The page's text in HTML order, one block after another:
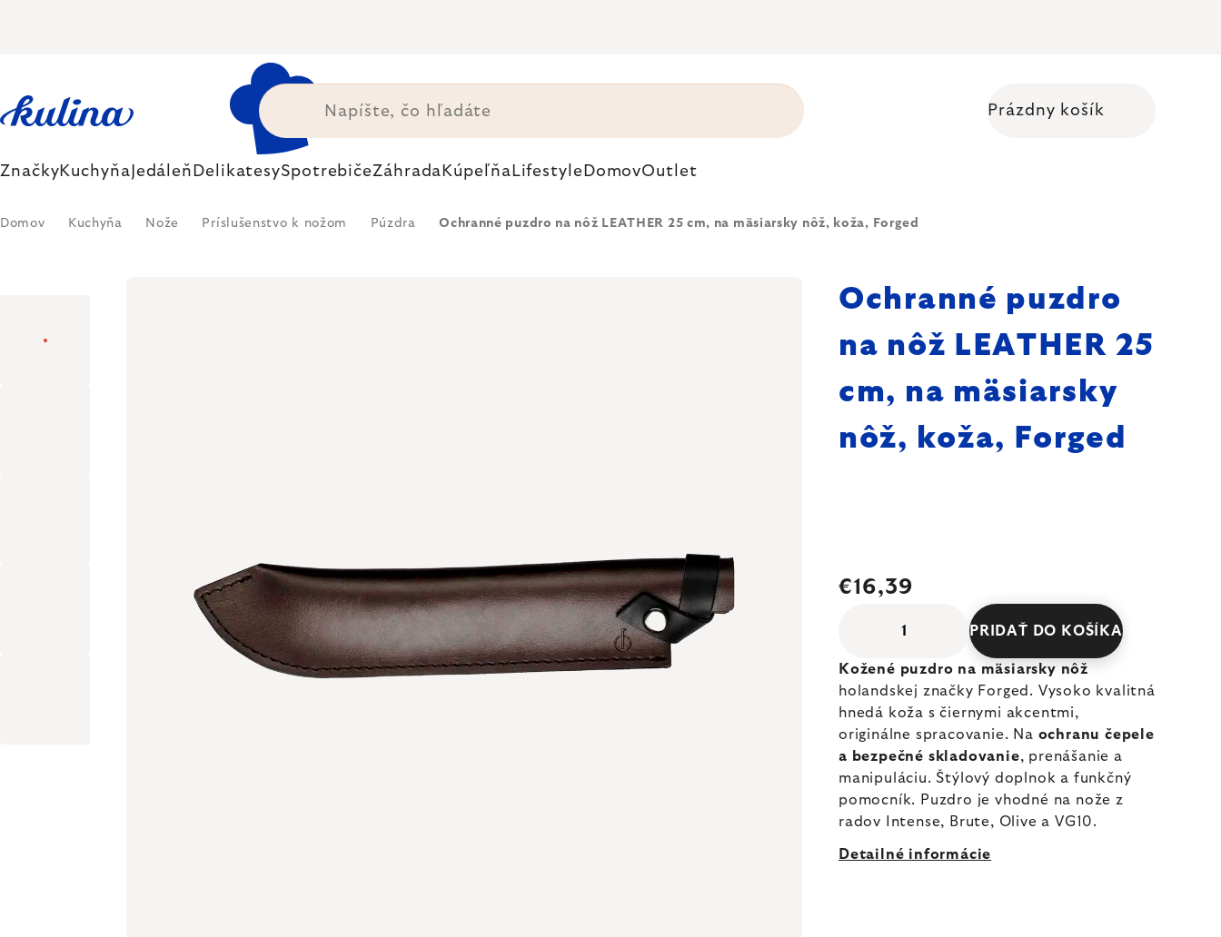
Prázdny košík
ZnačkyKuchyňa Jedáleň DelikatesySpotrebičeZáhrada Kúpeľňa Lifestyle DomovOutlet
Domov Kuchyňa Nože Príslušenstvo k nožom Púzdra Ochranné puzdro na nôž LEATHER 25 cm, na mäsiarsky nôž, koža, Forged
Ochranné puzdro
na nôž LEATHER 25
cm, na mäsiarsky
nôž, koža, Forged
€16,39
PRIDAŤ DO KOŠÍKA
Kožené puzdro na mäsiarsky nôž
holandskej značky Forged. Vysoko kvalitná
hnedá koža s čiernymi akcentmi,
originálne spracovanie. Na ochranu čepele
a bezpečné skladovanie, prenášanie a
manipuláciu. Štýlový doplnok a funkčný
pomocník. Puzdro je vhodné na nože z
radov Intense, Brute, Olive a VG10.
Detailné informácie